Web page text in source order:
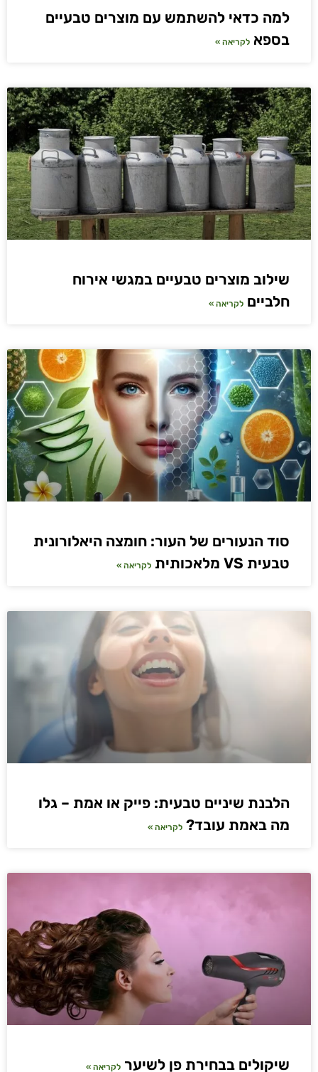
למה כדאי להשתמש עם מוצרים טבעיים
בספא לקריאה »
שילוב מוצרים טבעיים במגשי אירוח
חלביים לקריאה »
סוד הנעורים של העור: חומצה היאלורונית
טבעית VS מלאכותית
לקריאה »
הלבנת שיניים טבעית: פייק או אמת – גלו
מה באמת עובד? לקריאה »
שיקולים בבחירת פן לשיער לקריאה »